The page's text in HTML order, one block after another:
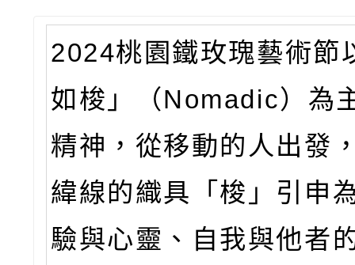
2024桃園鐵玫瑰藝術節
如梭」（Nomadic）為
精神，從移動的人出發
緯線的織具「梭」引申
驗與心靈、自我與他者